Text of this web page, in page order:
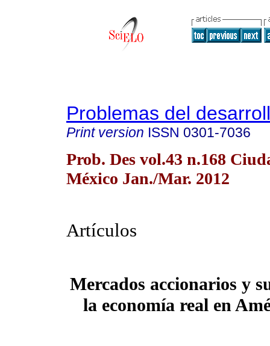
Problemas del
Print version ISSN 0301-7036
Prob. Des vol.43 n.168
México Jan./Mar. 2012
Artículos
Mercados accionarios y
la economía real en